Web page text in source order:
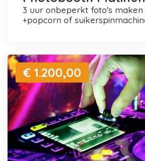
3 uur onbeperkt foto's maken en printen
+popcorn of
€ 1.200,00